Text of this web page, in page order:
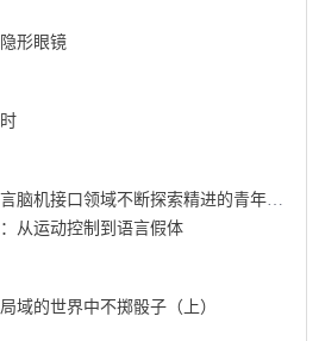
形眼镜
一位在计算认知、语言脑机接口领域不断探索精进的青年科学家 ——访2024级星友李远宁
从运动控制到语言假体
域的世界中不掷骰子（上）